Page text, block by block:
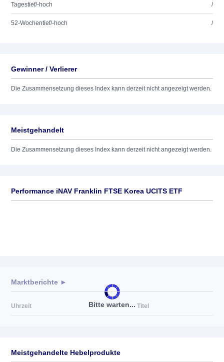
Tagestief/-hoch /
52-Wochentief/-hoch /
Gewinner / Verlierer
Die Zusammensetzung dieses Index kann derzeit nicht angezeigt werden.
Meistgehandelt
Die Zusammensetzung dieses Index kann derzeit nicht angezeigt werden.
Performance iNAV Franklin FTSE Korea UCITS ETF
Bitte warten...
Marktberichte ►
Uhrzeit Titel
Meistgehandelte Hebelprodukte